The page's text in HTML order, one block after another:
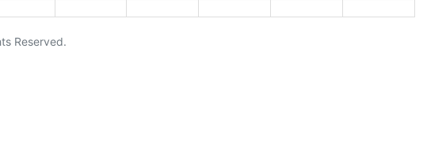
Reserved.